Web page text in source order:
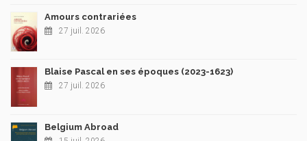
Amours contrariées
27 juil. 2026
Blaise Pascal en ses époques (2023-1623)
27 juil. 2026
Belgium Abroad